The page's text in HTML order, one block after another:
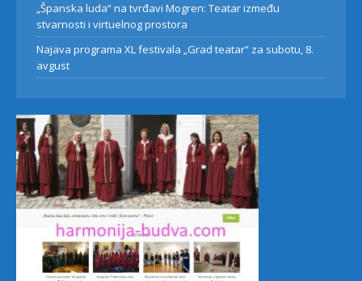
„Španska luda“ na tvrđavi Mogren: Teatar između
stvarnosti i virtuelnog prostora
Najava programa XL festivala „Grad teatar“ za subotu, 8.
avgust